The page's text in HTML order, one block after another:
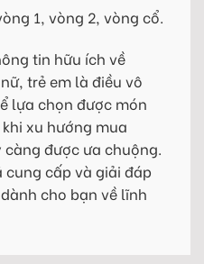
1, vòng 2, vòng cổ.
tin hữu ích về
trẻ em là điều vô
lựa chọn được món
xu hướng mua
được ưa chuộng.
cung cấp và giải đáp
cho bạn về lĩnh